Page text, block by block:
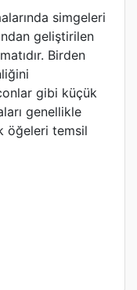
simgeleri
geliştirilen
Birden
gibi küçük
genellikle
öğeleri temsil